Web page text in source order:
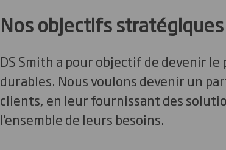
Nos objectifs stratégiques
DS Smith a pour objectif de devenir
durables. Nous voulons devenir un
clients, en leur fournissant des
l'ensemble de leurs besoins.